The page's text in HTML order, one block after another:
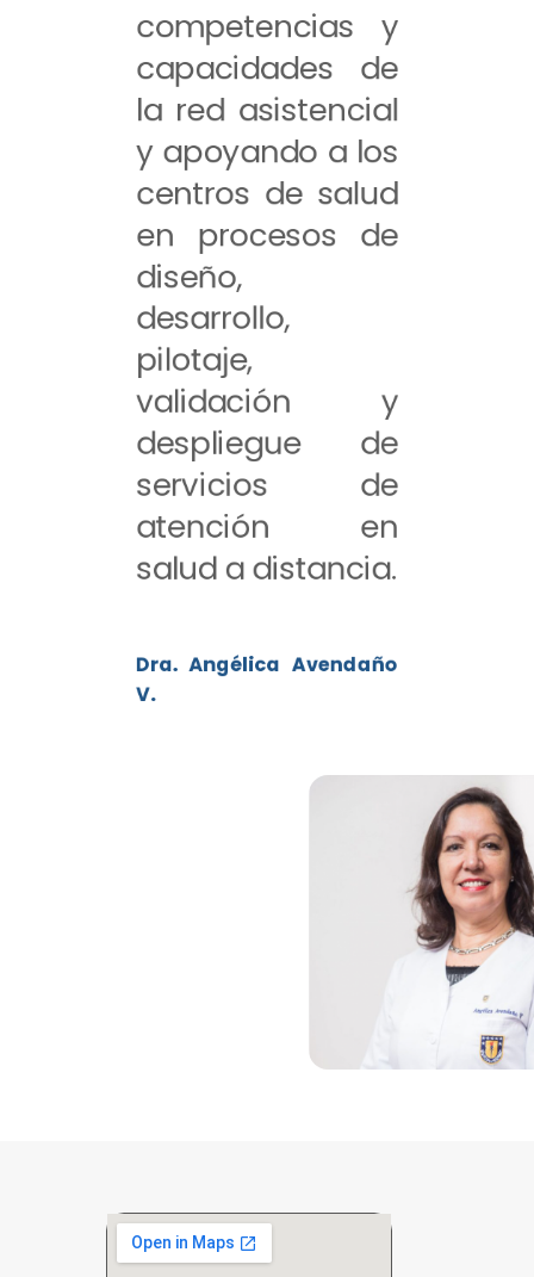
competencias y
capacidades de
la red asistencial
y apoyando a los
centros de salud
en procesos de
diseño,
desarrollo,
pilotaje,
validación y
despliegue de
servicios de
atención en
salud a distancia.
Dra. Angélica Avendaño
V.